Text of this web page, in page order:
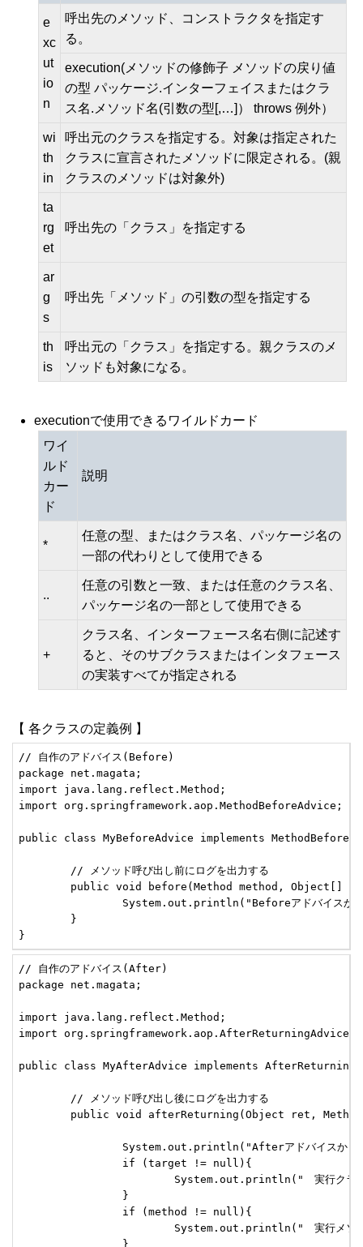
e
xc
ut
io
n
呼出先のメソッド、コンストラクタを指定す
る。
execution(メソッドの修飾子 メソッドの戻り値
の型 パッケージ.インターフェイスまたはクラ
ス名.メソッド名(引数の型[,…]） throws 例外）
wi
th
in
呼出元のクラスを指定する。対象は指定された
クラスに宣言されたメソッドに限定される。(親
クラスのメソッドは対象外)
ta
rg
et
呼出先の「クラス」を指定する
ar
g
s
呼出先「メソッド」の引数の型を指定する
th
is
呼出元の「クラス」を指定する。親クラスのメ
ソッドも対象になる。
executionで使用できるワイルドカード
ワイ
ルド
カー
ド
説明
*
任意の型、またはクラス名、パッケージ名の
一部の代わりとして使用できる
..
任意の引数と一致、または任意のクラス名、
パッケージ名の一部として使用できる
+
クラス名、インターフェース名右側に記述す
ると、そのサブクラスまたはインタフェース
の実装すべてが指定される
【 各クラスの定義例 】
// 自作のアドバイス(Before)
package net.magata;
import java.lang.reflect.Method;
import org.springframework.aop.MethodBeforeAdvice;
public class MyBeforeAdvice implements
}
// 自作のアドバイス(After)
package net.magata;
import java.lang.reflect.Method;
import org.springframework.aop.AfterReturningAdvice;
public class MyAfterAdvice implements